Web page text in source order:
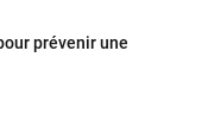
prévenir une